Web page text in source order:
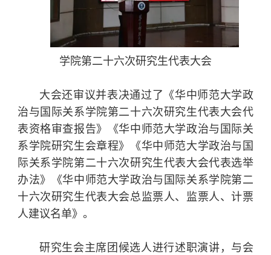
学院第二十六次研究生代表大会
大会还审议并表决通过了《华中师范大学政
治与国际关系学院第二十六次研究生代表大会代
表资格审查报告》《华中师范大学政治与国际关
系学院研究生会章程》《华中师范大学政治与国
际关系学院第二十六次研究生代表大会代表选举
办法》《华中师范大学政治与国际关系学院第二
十六次研究生代表大会总监票人、监票人、计票
人建议名单》。
研究生会主席团候选人进行述职演讲，与会